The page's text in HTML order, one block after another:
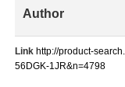
Author
Link http://product-
56DGK-1JR&n=4798